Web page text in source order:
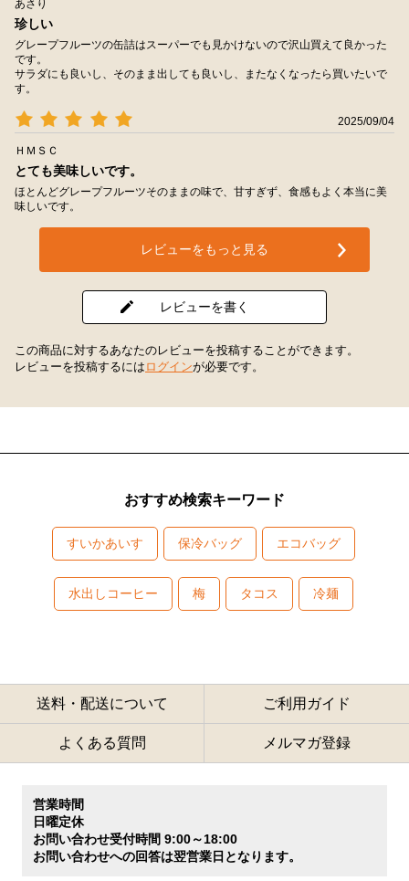
あさり
珍しい
グレープフルーツの缶詰はスーパーでも見かけないので沢山買えて良かった
です。
サラダにも良いし、そのまま出しても良いし、またなくなったら買いたいで
す。
2025/09/04
ＨＭＳＣ
とても美味しいです。
ほとんどグレープフルーツそのままの味で、甘すぎず、食感もよく本当に美
味しいです。
レビューをもっと見る
レビューを書く
この商品に対するあなたのレビューを投稿することができます。
レビューを投稿するには ログインが必要です。
おすすめ検索キーワード
すいかあいす 保冷バッグ エコバッグ
水出しコーヒー 梅 タコス 冷麺
送料・配送について ご利用ガイド
よくある質問 メルマガ登録
営業時間
日曜定休
お問い合わせ受付時間 9:00～18:00
お問い合わせへの回答は翌営業日となります。